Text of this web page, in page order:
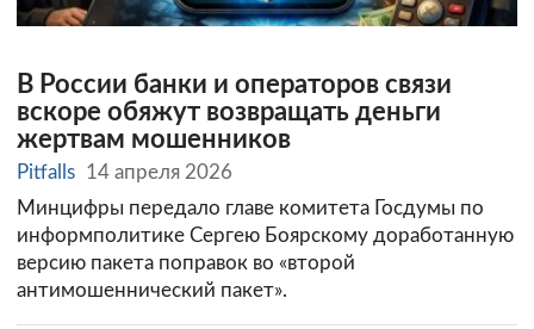
В России банки и операторов связи
вскоре обяжут возвращать деньги
жертвам мошенников
Pitfalls 14 апреля 2026
Минцифры передало главе комитета Госдумы по
информполитике Сергею Боярскому доработанную
версию пакета поправок во «второй
антимошеннический пакет».